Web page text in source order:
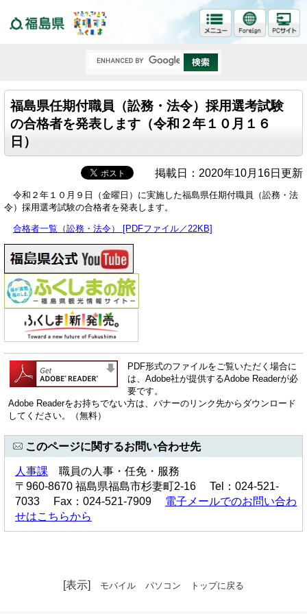
福島県任期付職員（訟務・法令）採用選考試験
の合格者を発表します（令和２年１０月１６
日）
掲載日：2020年10月16日更新
令和２年１０月９日（金曜日）に実施した福島県任期付職員（訟務・法
令）採用選考試験の合格者を発表します。
合格者一覧（訟務・法令） [PDFファイル／22KB]
PDF形式のファイルをご覧いただく場合に
は、Adobe社が提供するAdobe Readerが必
要です。
Adobe Readerをお持ちでない方は、バナーのリンク先からダウンロード
してください。（無料）
このページに関するお問い合わせ先
人事課 職員の人事・任免・服務
〒960-8670 福島県福島市杉妻町2-16 Tel：024-521-
7033 Fax：024-521-7909 電子メールでのお問い合わ
せはこちらから
[表示] モバイル パソコン トップに戻る